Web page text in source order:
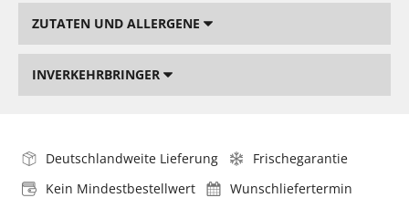
ZUTATEN UND ALLERGENE
INVERKEHRBRINGER
Deutschlandweite Lieferung
Frischegarantie
Kein Mindestbestellwert
Wunschliefertermin